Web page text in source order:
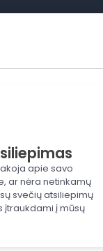
apie savo
ar nėra netinkamų
svečių atsiliepimų
įtraukdami į mūsų